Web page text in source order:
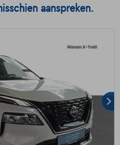
aanspreken.